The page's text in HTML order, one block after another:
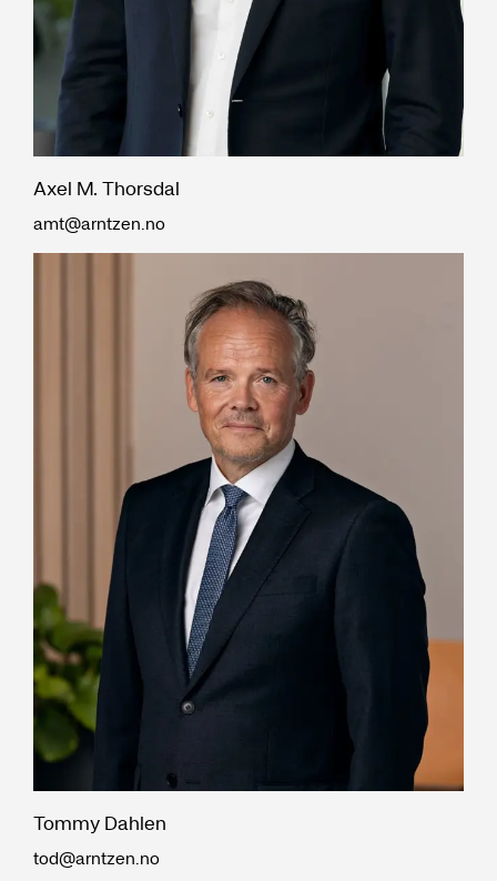
Axel M. Thorsdal
amt@arntzen.no
Tommy Dahlen
tod@arntzen.no